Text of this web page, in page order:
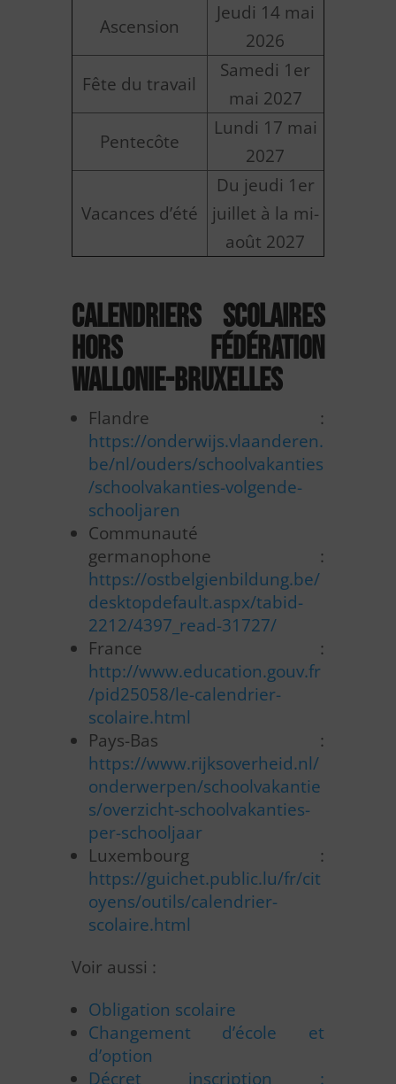
Ascension
Jeudi 14 mai
2026
Fête du travail
Samedi 1er
mai 2027
Pentecôte
Lundi 17 mai
2027
Vacances d’été
Du jeudi 1er
juillet à la mi-
août 2027
Calendriers scolaires
hors Fédération
Wallonie-Bruxelles
Flandre :
https://onderwijs.vlaanderen.
be/nl/ouders/schoolvakanties
/schoolvakanties-volgende-
schooljaren
Communauté
germanophone :
https://ostbelgienbildung.be/
desktopdefault.aspx/tabid-
2212/4397_read-31727/
France :
http://www.education.gouv.fr
/pid25058/le-calendrier-
scolaire.html
Pays-Bas :
https://www.rijksoverheid.nl/
onderwerpen/schoolvakantie
s/overzicht-schoolvakanties-
per-schooljaar
Luxembourg :
https://guichet.public.lu/fr/cit
oyens/outils/calendrier-
scolaire.html
Voir aussi :
Obligation scolaire
Changement d’école et
d’option
Décret inscription :